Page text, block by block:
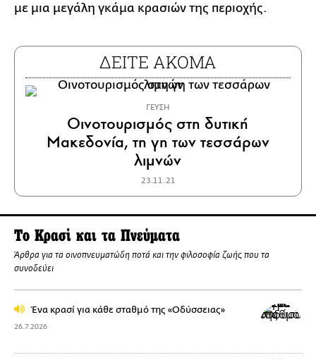
με μια μεγάλη γκάμα κρασιών της περιοχής.
ΔΕΙΤΕ ΑΚΟΜΑ
ΓΕΥΣΗ
Οινοτουρισμός στη δυτική
Μακεδονία, τη γη των τεσσάρων
λιμνών
23.11.21
Το Κρασί και τα Πνεύματα
Άρθρα για τα οινοπνευματώδη ποτά και την φιλοσοφία ζωής που τα
συνοδεύει
Ένα κρασί για κάθε σταθμό της «Οδύσσειας»
26.7.2026